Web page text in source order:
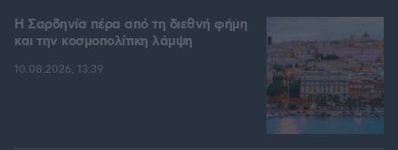
Η Σαρδηνία πέρα από τη διεθνή φήμη
και την κοσμοπολίτικη λάμψη
10.08.2026, 13:39